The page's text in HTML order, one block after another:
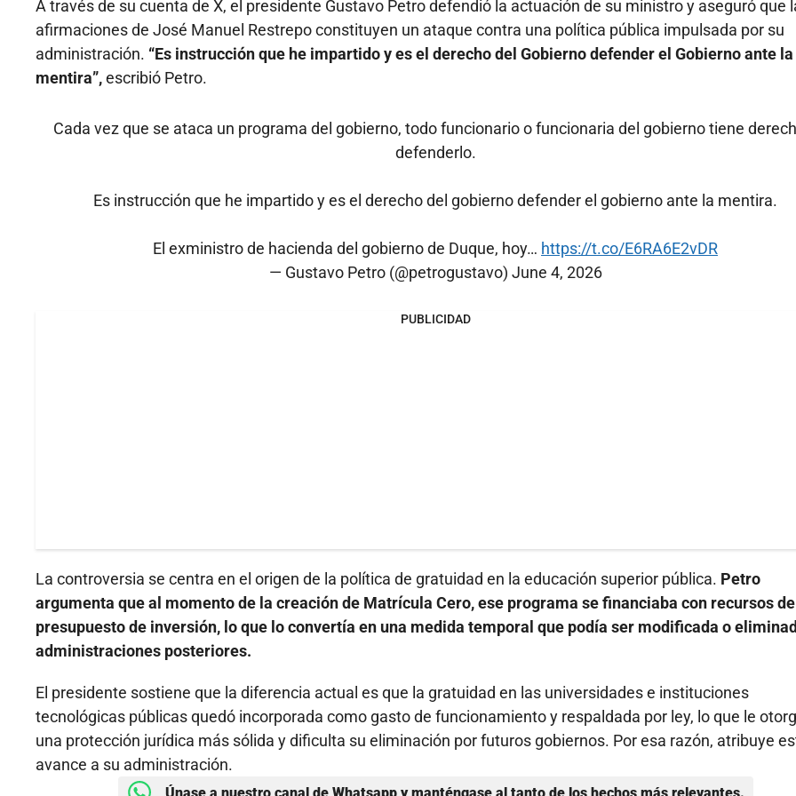
A través de su cuenta de X, el presidente Gustavo Petro defendió la actuación de su ministro y aseguró que
afirmaciones de José Manuel Restrepo constituyen un ataque contra una política pública impulsada por su
administración. “Es instrucción que he impartido y es el derecho del Gobierno defender el Gobierno ante la
mentira”,escribió Petro.
Cada vez que se ataca un programa del gobierno, todo funcionario o funcionaria del gobierno tiene
defenderlo.
Es instrucción que he impartido y es el derecho del gobierno defender el gobierno ante la mentira.
El exministro de hacienda del gobierno de Duque, hoy… https://t.co/E6RA6E2vDR
— Gustavo Petro (@petrogustavo) June 4, 2026
PUBLICIDAD
La controversia se centra en el origen de la política de gratuidad en la educación superior pública. Petro
argumenta que al momento de la creación de Matrícula Cero, ese programa se financiaba con recursos
presupuesto de inversión, lo que lo convertía en una medida temporal que podía ser modificada o
administraciones posteriores.
El presidente sostiene que la diferencia actual es que la gratuidad en las universidades e instituciones
tecnológicas públicas quedó incorporada como gasto de funcionamiento y respaldada por ley, lo que le
una protección jurídica más sólida y dificulta su eliminación por futuros gobiernos. Por esa razón, atribuye
avance a su administración.
Únase a nuestro canal de Whatsapp y manténgase al tanto de los hechos más relevantes.